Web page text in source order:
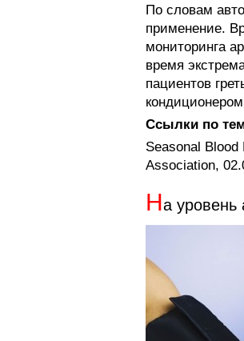
По словам
применение.
мониторинга
время
пациентов
Ссылки по
Seasonal
Association,
На уровень